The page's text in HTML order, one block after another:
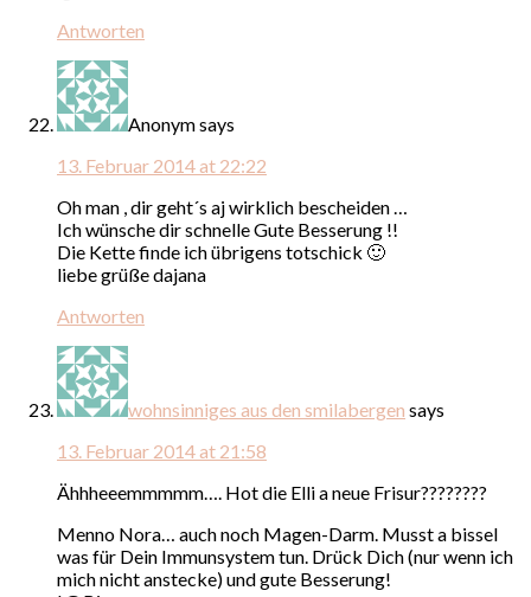
Antworten
Anonymsays
13. Februar 2014 at 22:22
Oh man , dir geht´s aj wirklich bescheiden …
Ich wünsche dir schnelle Gute Besserung !!
Die Kette finde ich übrigens totschick 🙂
liebe grüße dajana
Antworten
wohnsinniges aus den smilabergen says
13. Februar 2014 at 21:58
Ähhheeemmmmm…. Hot die Elli a neue Frisur????????
Menno Nora… auch noch Magen-Darm. Musst a bissel
was für Dein Immunsystem tun. Drück Dich (nur wenn ich
mich nicht anstecke) und gute Besserung!